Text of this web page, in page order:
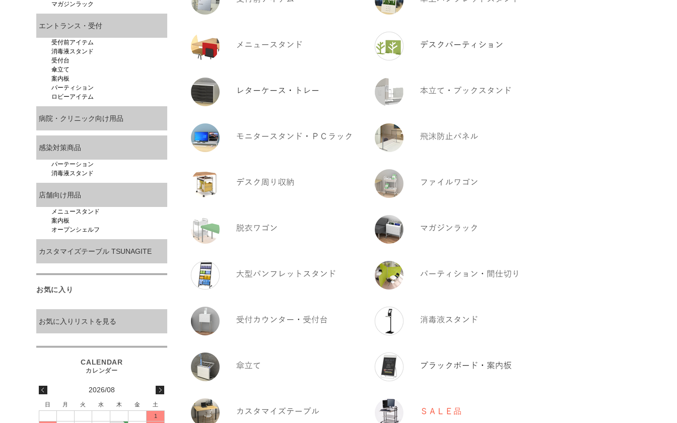
マガジンラック
エントランス・受付
受付前アイテム
消毒液スタンド
受付台
傘立て
案内板
パーティション
ロビーアイテム
病院・クリニック向け用品
感染対策商品
パーテーション
消毒液スタンド
店舗向け用品
メニュースタンド
案内板
オープンシェルフ
カスタマイズテーブル TSUNAGITE
お気に入り
お気に入りリストを見る
2026/08
日 月 火 水 木 金
土
1